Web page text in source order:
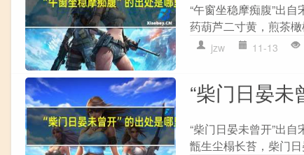
“午窗坐稳摩痴腹”出
药葫芦二寸黄，煎茶
jzw 11-13
“柴门日晏未
“柴门日晏未曾开”出
甑生尘榻长苔，柴门